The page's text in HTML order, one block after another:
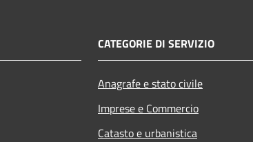
CATEGORIE DI SERVIZIO
Anagrafe e stato civile
Imprese e Commercio
Catasto e urbanistica